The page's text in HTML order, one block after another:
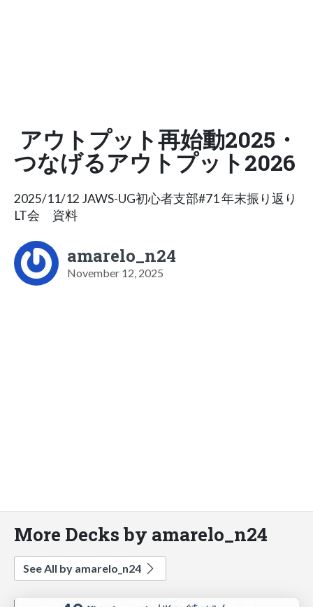
アウトプット再始動2025・
つなげるアウトプット2026
2025/11/12 JAWS-UG初心者支部#71 年末振り返り
LT会 資料
amarelo_n24
November 12, 2025
More Decks by amarelo_n24
See All by amarelo_n24